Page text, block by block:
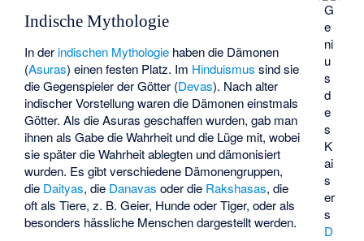
G
e
ni
u
s
d
e
s
K
ai
s
er
s
D
Indische Mythologie
In der indischen Mythologie haben die Dämonen
(Asuras) einen festen Platz. Im Hinduismus sind sie
die Gegenspieler der Götter (Devas). Nach alter
indischer Vorstellung waren die Dämonen einstmals
Götter. Als die Asuras geschaffen wurden, gab man
ihnen als Gabe die Wahrheit und die Lüge mit, wobei
sie später die Wahrheit ablegten und dämonisiert
wurden. Es gibt verschiedene Dämonengruppen,
die Daityas, die Danavas oder die Rakshasas, die
oft als Tiere, z. B. Geier, Hunde oder Tiger, oder als
besonders hässliche Menschen dargestellt werden.